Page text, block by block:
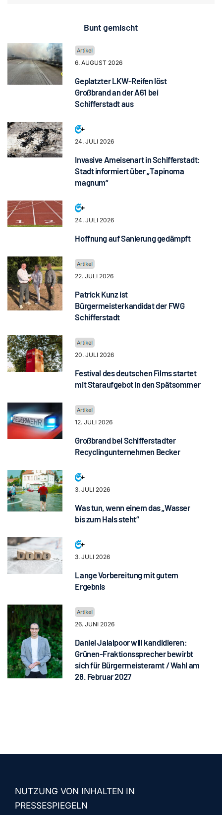
Bunt gemischt
6. AUGUST 2026
Geplatzter LKW-Reifen löst
Großbrand an der A61 bei
Schifferstadt aus
24. JULI 2026
Invasive Ameisenart in Schifferstadt:
Stadt informiert über „Tapinoma
magnum“
24. JULI 2026
Hoffnung auf Sanierung gedämpft
22. JULI 2026
Patrick Kunz ist
Bürgermeisterkandidat der FWG
Schifferstadt
20. JULI 2026
Festival des deutschen Films startet
mit Staraufgebot in den Spätsommer
12. JULI 2026
Großbrand bei Schifferstadter
Recyclingunternehmen Becker
3. JULI 2026
Was tun, wenn einem das „Wasser
bis zum Hals steht“
3. JULI 2026
Lange Vorbereitung mit gutem
Ergebnis
26. JUNI 2026
Daniel Jalalpoor will kandidieren:
Grünen-Fraktionssprecher bewirbt
sich für Bürgermeisteramt / Wahl am
28. Februar 2027
NUTZUNG VON INHALTEN IN
PRESSESPIEGELN